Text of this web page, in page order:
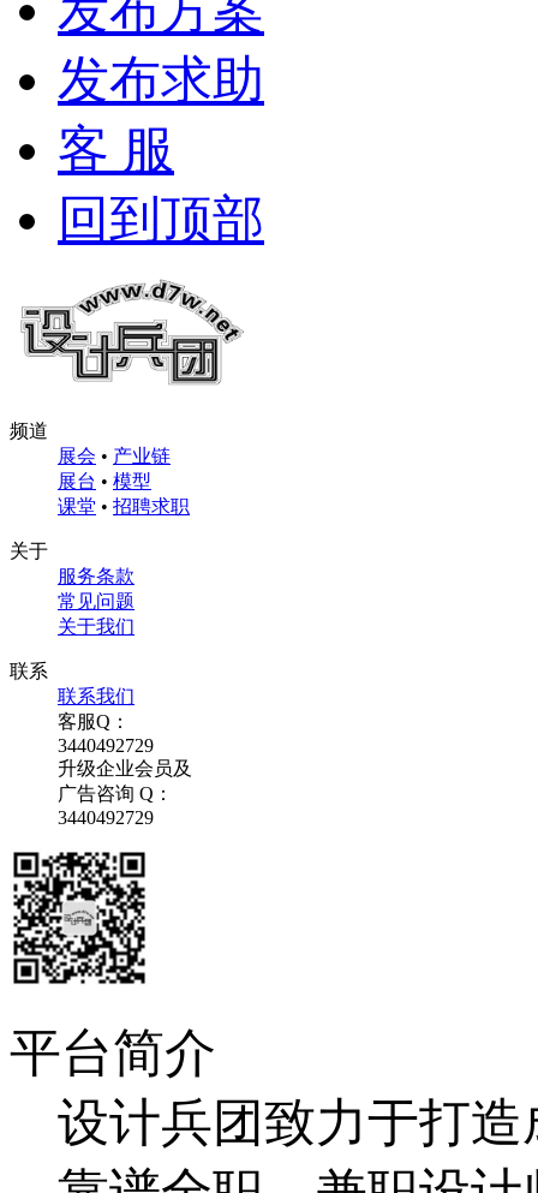
发布求助
客 服
回到顶部
频道
展会 • 产业链
展台 • 模型
课堂 • 招聘求职
关于
服务条款
常见问题
关于我们
联系
联系我们
客服Q：
3440492729
升级企业会员及
广告咨询 Q：
3440492729
平台简介
设计兵团致力于打